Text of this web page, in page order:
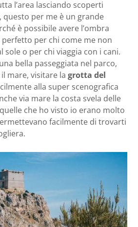
l’area lasciando scoperti
questo per me è un grande
è possibile avere l’ombra
per chi come me non
o per chi viaggia con i cani.
bella passeggiata nel parco,
mare, visitare la grotta del
alla super scenografica
via mare la costa svela delle
che ho visto io erano molto
facilmente di trovarti